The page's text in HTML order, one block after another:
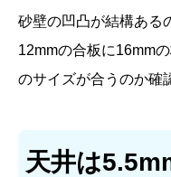
砂壁の凹凸が結構ある
12mmの合板に16mm
のサイズが合うのか確
天井は